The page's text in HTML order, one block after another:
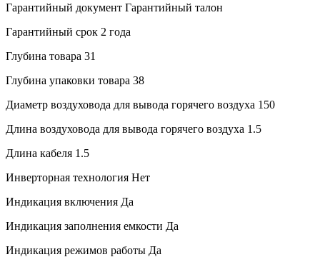
Гарантийный документ Гарантийный талон
Гарантийный срок 2 года
Глубина товара 31
Глубина упаковки товара 38
Диаметр воздуховода для вывода горячего воздуха 150
Длина воздуховода для вывода горячего воздуха 1.5
Длина кабеля 1.5
Инверторная технология Нет
Индикация включения Да
Индикация заполнения емкости Да
Индикация режимов работы Да